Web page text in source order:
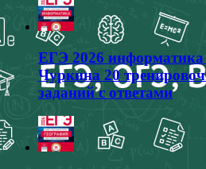
ЕГЭ 2026
Чуркина 20
заданий с ответами